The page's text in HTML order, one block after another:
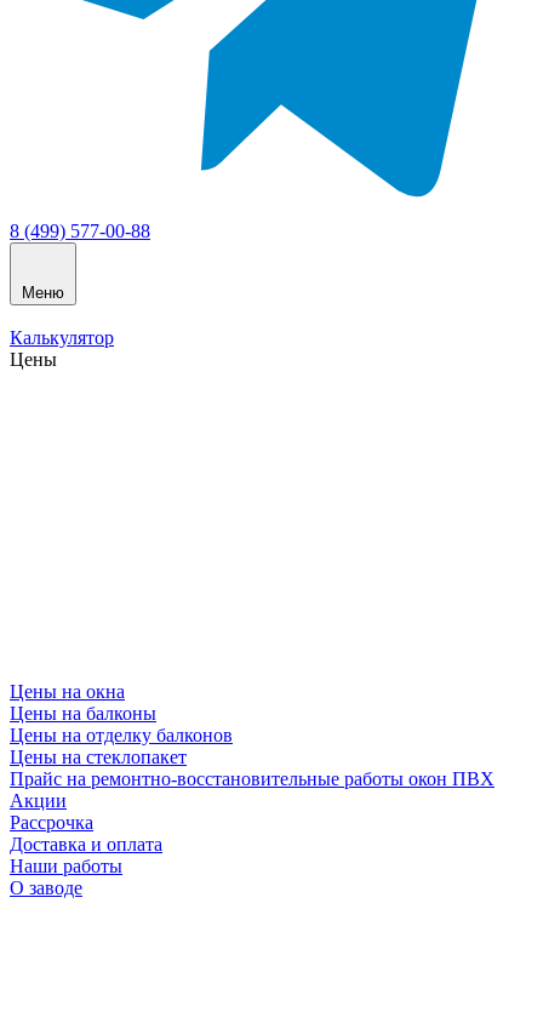
8 (499) 577-00-88
Меню
Калькулятор
Цены
Цены на окна
Цены на балконы
Цены на отделку балконов
Цены на стеклопакет
Прайс на ремонтно-восстановительные работы окон ПВХ
Акции
Рассрочка
Доставка и оплата
Наши работы
О заводе